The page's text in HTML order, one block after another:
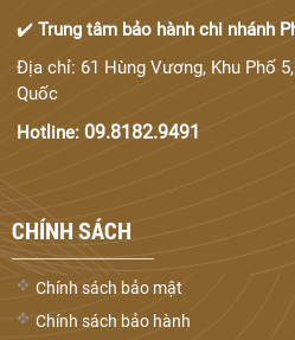
✔️Trung tâm bảo hành chi nhánh
Địa chỉ: 61 Hùng Vương, Khu Phố
Quốc
Hotline: 09.8182.9491
CHÍNH SÁCH
Chính sách bảo mật
Chính sách bảo hành